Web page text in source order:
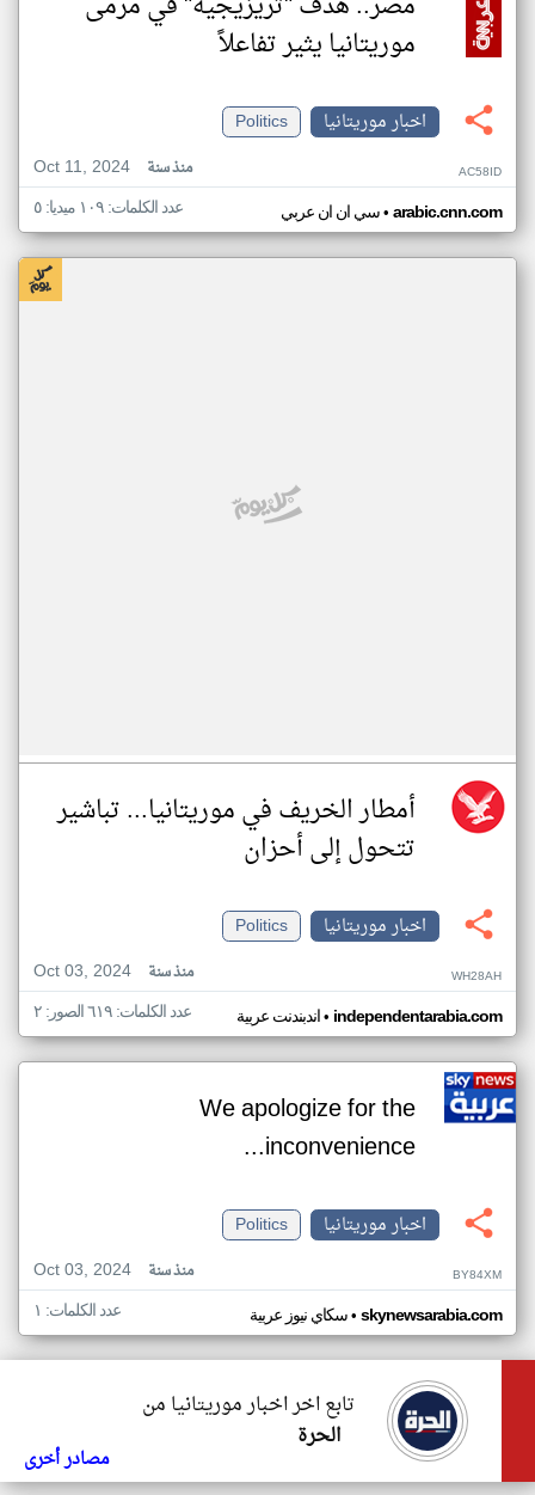
موريتانيا يثير تفاعلاً
اخبار موريتانيا
Politics
Oct 11, 2024
منذ سنة AC58ID
سي ان ان عربي• arabic.cnn.com عدد الكلمات: ١٠٩ ميديا: ٥
أمطار الخريف في موريتانيا... تباشير
تتحول إلى أحزان
اخبار موريتانيا
Politics
Oct 03, 2024
منذ سنة WH28AH
اندبندنت عربية• independentarabia.com عدد الكلمات: ٦١٩ الصور: ٢
We apologize for the
inconvenience...
اخبار موريتانيا
Politics
Oct 03, 2024
منذ سنة BY84XM
سكاي نيوز عربية• skynewsarabia.com عدد الكلمات: ١
تابع اخر اخبار موريتانيا من
الحرة
مصادر أخرى